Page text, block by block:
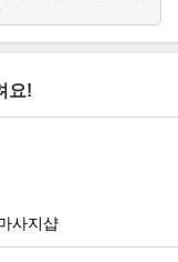
요!
사지샵